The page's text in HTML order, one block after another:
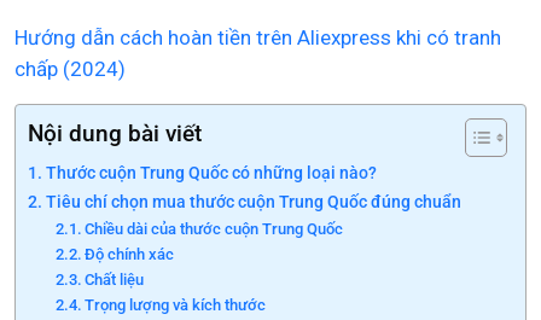
Hướng dẫn cách hoàn tiền trên Aliexpress khi có tranh
chấp (2024)
Nội dung bài viết
Thước cuộn Trung Quốc có những loại nào?
Tiêu chí chọn mua thước cuộn Trung Quốc đúng chuẩn
Chiều dài của thước cuộn Trung Quốc
Độ chính xác
Chất liệu
Trọng lượng và kích thước